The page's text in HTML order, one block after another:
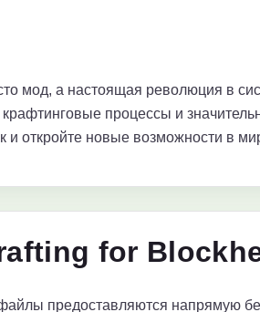
мод, а настоящая революция в
процессы и
и откройте новые возможности в
for
предоставляются напрямую